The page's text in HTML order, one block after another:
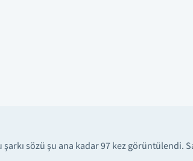
sözü şu ana kadar 97 kez görüntülendi.